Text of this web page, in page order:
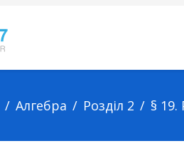
Алгебра Розділ 2 §